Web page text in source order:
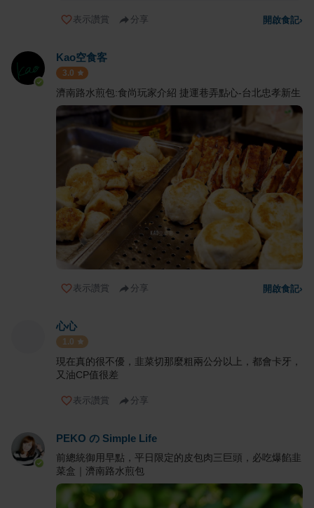
表示讚賞 分享 開啟食記›
Kao空食客
3.0
濟南路水煎包:食尚玩家介紹 捷運巷弄點心-台北忠孝新生
表示讚賞 分享 開啟食記›
心心
1.0
現在真的很不優，韭菜切那麼粗兩公分以上，都會卡牙，
又油CP值很差
表示讚賞 分享
PEKO の Simple Life
前總統御用早點，平日限定的皮包肉三巨頭，必吃爆餡韭
菜盒｜濟南路水煎包